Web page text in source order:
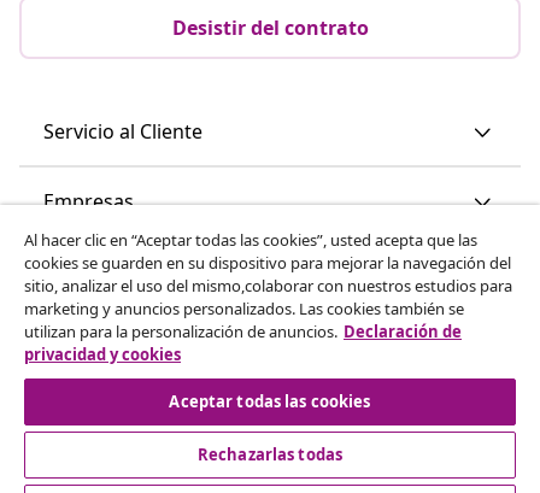
Desistir del contrato
Servicio al Cliente
Empresas
vidaXL
Descubre mas
Al hacer clic en “Aceptar todas las cookies”, usted acepta que las
cookies se guarden en su dispositivo para mejorar la navegación del
sitio, analizar el uso del mismo,colaborar con nuestros estudios para
marketing y anuncios personalizados. Las cookies también se
utilizan para la personalización de anuncios. Declaración de
privacidad y cookies
Aceptar todas las cookies
Rechazarlas todas